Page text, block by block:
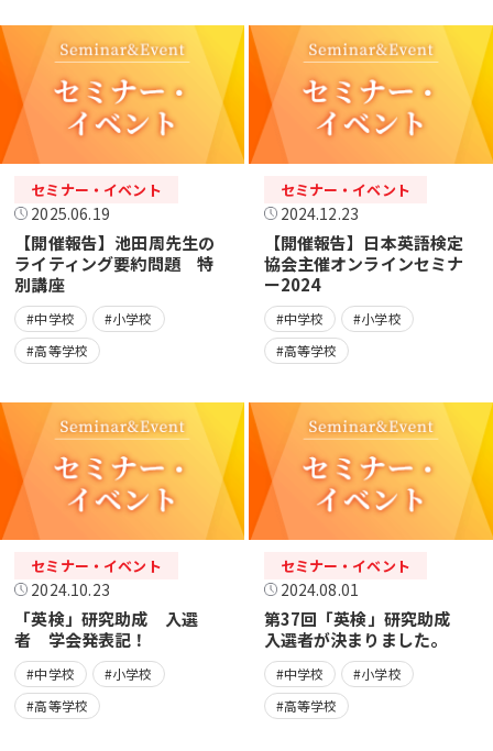
セミナー・イベント
2025.06.19
【開催報告】池田周先生の
ライティング要約問題 特
別講座
#中学校
#小学校
#高等学校
セミナー・イベント
2024.12.23
【開催報告】日本英語検定
協会主催オンラインセミナ
ー2024
#中学校
#小学校
#高等学校
セミナー・イベント
2024.10.23
「英検」研究助成 入選
者 学会発表記！
#中学校
#小学校
#高等学校
セミナー・イベント
2024.08.01
第37回「英検」研究助成
入選者が決まりました。
#中学校
#小学校
#高等学校